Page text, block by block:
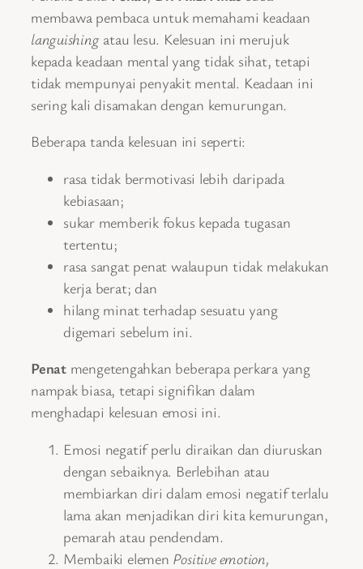
membawa pembaca untuk memahami keadaan
languishingatau lesu. Kelesuan ini merujuk
kepada keadaan mental yang tidak sihat, tetapi
tidak mempunyai penyakit mental. Keadaan ini
sering kali disamakan dengan kemurungan.
Beberapa tanda kelesuan ini seperti:
rasa tidak bermotivasi lebih daripada
kebiasaan;
sukar memberik fokus kepada tugasan
tertentu;
rasa sangat penat walaupun tidak melakukan
kerja berat; dan
hilang minat terhadap sesuatu yang
digemari sebelum ini.
Penatmengetengahkan beberapa perkara yang
nampak biasa, tetapi signifikan dalam
menghadapi kelesuan emosi ini.
Emosi negatif perlu diraikan dan diuruskan
dengan sebaiknya. Berlebihan atau
membiarkan diri dalam emosi negatif terlalu
lama akan menjadikan diri kita kemurungan,
pemarah atau pendendam.
Membaiki elemen Positive emotion,